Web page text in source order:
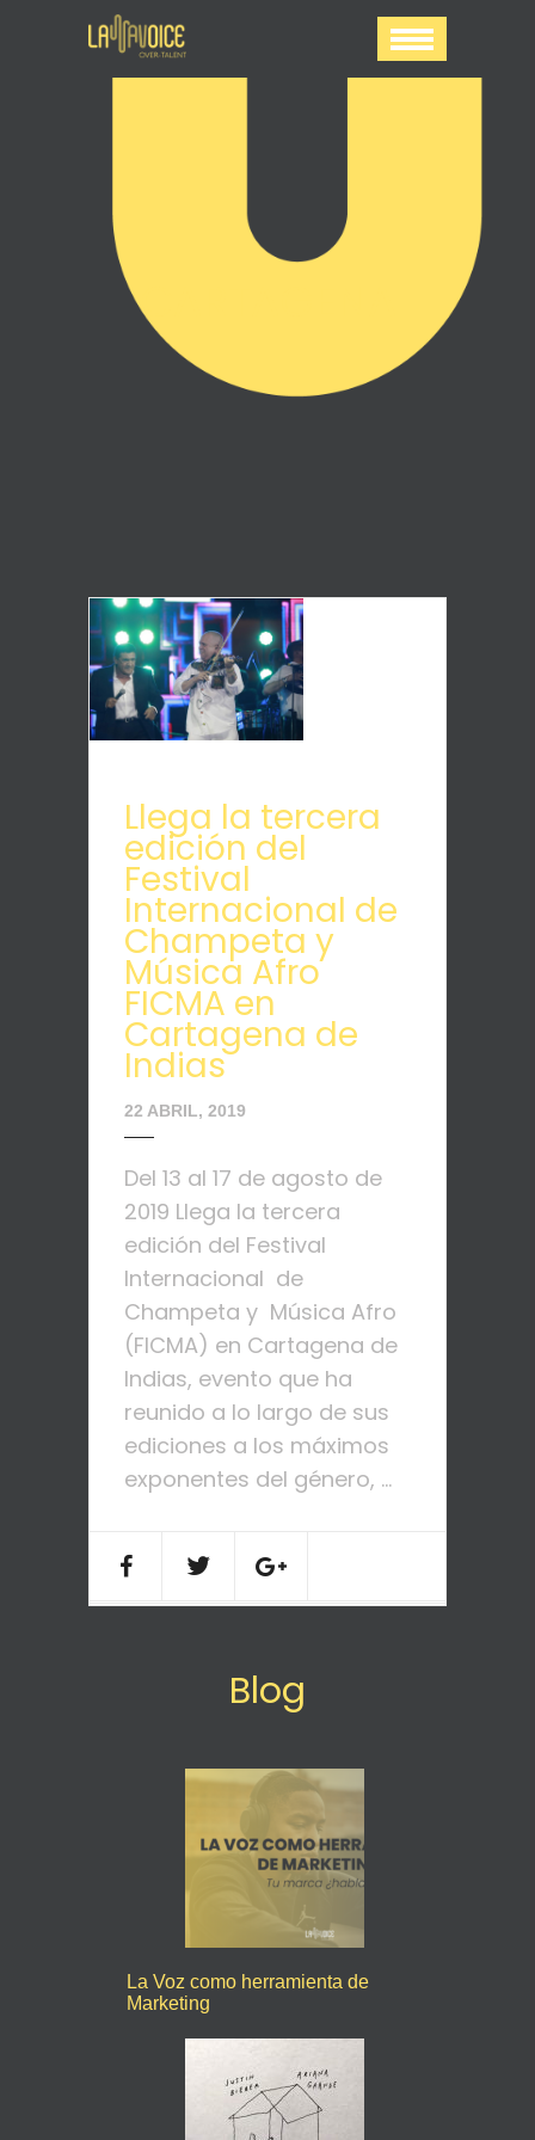
CARTAGENA
Llega la tercera
edición del
Festival
Internacional de
Champeta y
Música Afro
FICMA en
Cartagena de
Indias
22 ABRIL, 2019
Del 13 al 17 de agosto de
2019 Llega la tercera
edición del Festival
Internacional de
Champeta y Música Afro
(FICMA) en Cartagena de
Indias, evento que ha
reunido a lo largo de sus
ediciones a los máximos
exponentes del género, ...
Blog
La Voz como herramienta de
Marketing